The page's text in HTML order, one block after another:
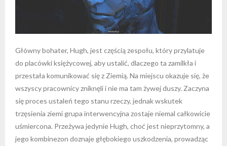
Główny bohater, Hugh, jest częścią zespołu, który przylatuje
do placówki księżycowej, aby ustalić, dlaczego ta zamilkła i
przestała komunikować się z Ziemią. Na miejscu okazuje się, że
wszyscy pracownicy zniknęli i nie ma tam żywej duszy. Zaczyna
się proces ustaleń tego stanu rzeczy, jednak wskutek
trzęsienia ziemi grupa interwencyjna zostaje niemal całkowicie
uśmiercona. Przeżywa jedynie Hugh, choć jest nieprzytomny, a
jego kombinezon doznaje głębokiego uszkodzenia, prowadząc